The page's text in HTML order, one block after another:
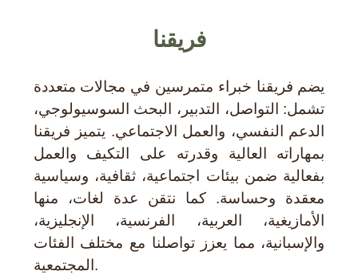
فريقنا
يضم فريقنا خبراء متمرسين في مجالات متعددة
تشمل: التواصل، التدبير، البحث السوسيولوجي،
الدعم النفسي، والعمل الاجتماعي. يتميز فريقنا
بمهاراته العالية وقدرته على التكيف والعمل
بفعالية ضمن بيئات اجتماعية، ثقافية، وسياسية
معقدة وحساسة. كما نتقن عدة لغات، منها
الأمازيغية، العربية، الفرنسية، الإنجليزية،
والإسبانية، مما يعزز تواصلنا مع مختلف الفئات
المجتمعية.